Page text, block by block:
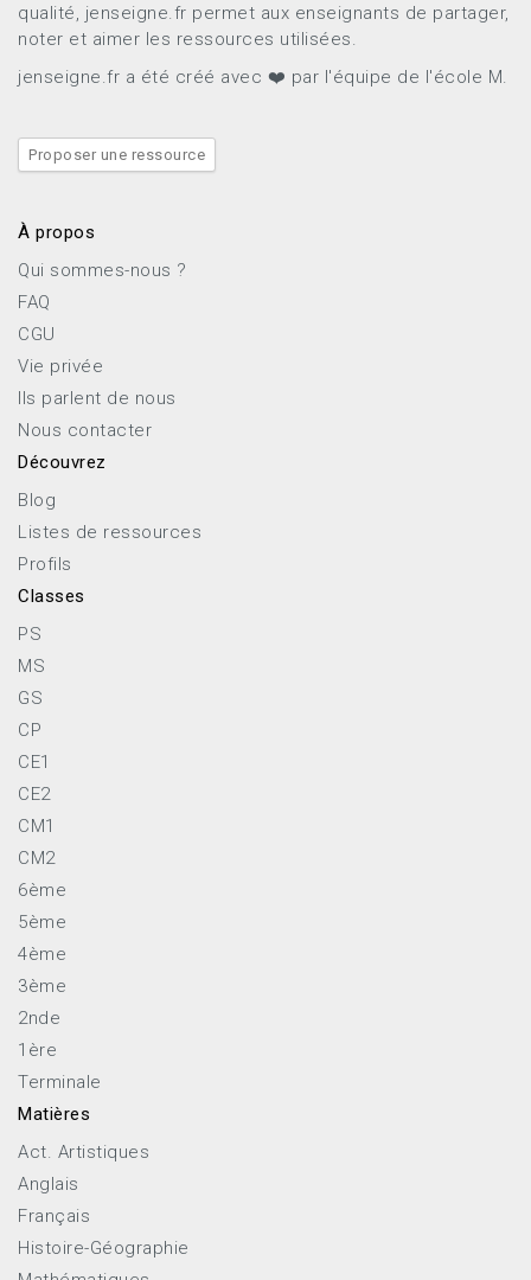
qualité, jenseigne.fr permet aux enseignants de partager,
noter et aimer les ressources utilisées.
jenseigne.fr a été créé avec ❤️ par l'équipe de l'école M.
Proposer une ressource
À propos
Qui sommes-nous ?
FAQ
CGU
Vie privée
Ils parlent de nous
Nous contacter
Découvrez
Blog
Listes de ressources
Profils
Classes
PS
MS
GS
CP
CE1
CE2
CM1
CM2
6ème
5ème
4ème
3ème
2nde
1ère
Terminale
Matières
Act. Artistiques
Anglais
Français
Histoire-Géographie